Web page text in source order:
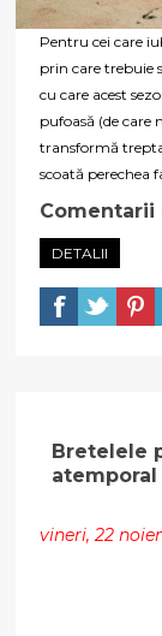
Pentru cei care
prin care trebuie
cu care acest
pufoasă (de care
transformă
scoată perechea
Comentarii
DETALII
Bretelele
atemporal
vineri, 22